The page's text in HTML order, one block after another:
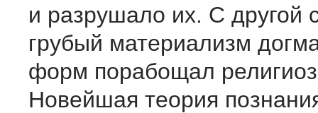
и разрушало их. С другой
грубый материализм
форм порабощал
Новейшая теория